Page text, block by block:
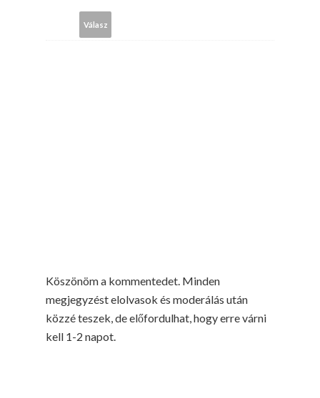
Válasz
Köszönöm a kommentedet. Minden
megjegyzést elolvasok és moderálás után
közzé teszek, de előfordulhat, hogy erre várni
kell 1-2 napot.